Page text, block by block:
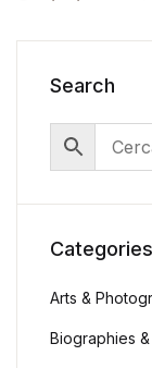
Search
Categories
Arts &
Biographies